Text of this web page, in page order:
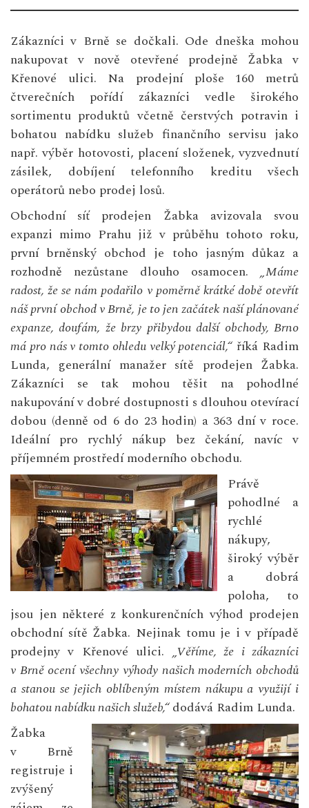
Zákazníci v Brně se dočkali. Ode dneška mohou
nakupovat v nově otevřené prodejně Žabka v
Křenové ulici. Na prodejní ploše 160 metrů
čtverečních pořídí zákazníci vedle širokého
sortimentu produktů včetně čerstvých potravin i
bohatou nabídku služeb finančního servisu jako
např. výběr hotovosti, placení složenek, vyzvednutí
zásilek, dobíjení telefonního kreditu všech
operátorů nebo prodej losů.
Obchodní síť prodejen Žabka avizovala svou
expanzi mimo Prahu již v průběhu tohoto roku,
první brněnský obchod je toho jasným důkaz a
rozhodně nezůstane dlouho osamocen. „Máme
radost, že se nám podařilo v poměrně krátké době otevřít
náš první obchod v Brně, je to jen začátek naší plánované
expanze, doufám, že brzy přibydou další obchody, Brno
má pro nás v tomto ohledu velký potenciál,“ říká Radim
Lunda, generální manažer sítě prodejen Žabka.
Zákazníci se tak mohou těšit na pohodlné
nakupování v dobré dostupnosti s dlouhou otevírací
dobou (denně od 6 do 23 hodin) a 363 dní v roce.
Ideální pro rychlý nákup bez čekání, navíc v
příjemném prostředí moderního obchodu.
Právě
pohodlné a
rychlé
nákupy,
široký výběr
a dobrá
poloha, to
jsou jen některé z konkurenčních výhod prodejen
obchodní sítě Žabka. Nejinak tomu je i v případě
prodejny v Křenové ulici. „Věříme, že i zákazníci
v Brně ocení všechny výhody našich moderních obchodů
a stanou se jejich oblíbeným místem nákupu a využijí i
bohatou nabídku našich služeb,“dodává Radim Lunda.
Žabka
v Brně
registruje i
zvýšený